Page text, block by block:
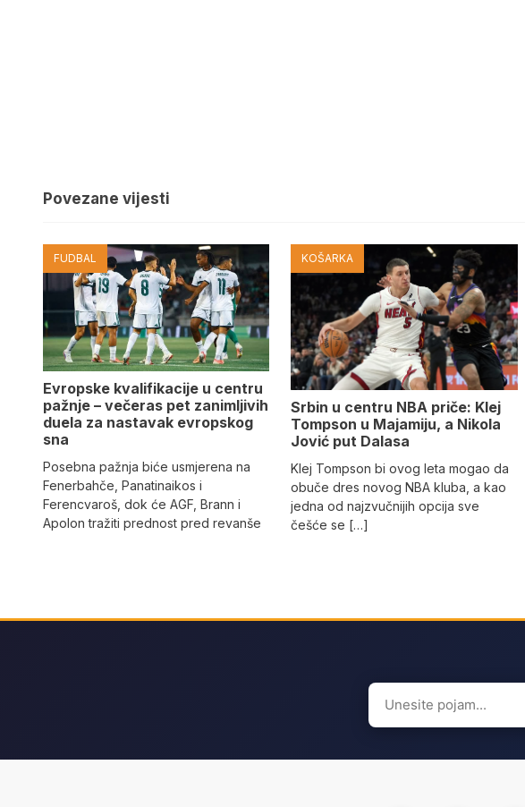
Povezane vijesti
FUDBAL
Evropske kvalifikacije u centru
pažnje – večeras pet zanimljivih
duela za nastavak evropskog
sna
Posebna pažnja biće usmjerena na
Fenerbahče, Panatinaikos i
Ferencvaroš, dok će AGF, Brann i
Apolon tražiti prednost pred revanše
KOŠARKA
Srbin u centru NBA priče: Klej
Tompson u Majamiju, a Nikola
Jović put Dalasa
Klej Tompson bi ovog leta mogao da
obuče dres novog NBA kluba, a kao
jedna od najzvučnijih opcija sve
češće se […]
Search
for: